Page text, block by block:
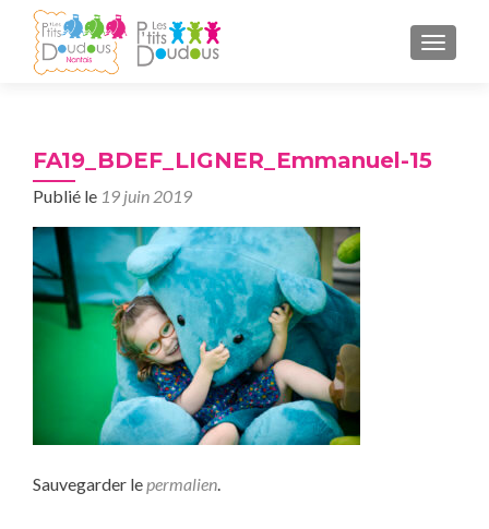
FA19_BDEF_LIGNER_Emmanuel-15
Publié le 19 juin 2019
Sauvegarder lepermalien.